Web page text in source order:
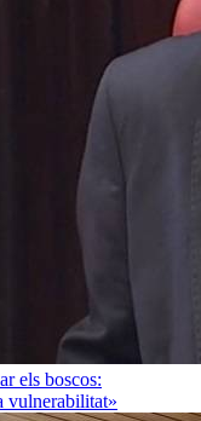
els boscos:
vulnerabilitat»